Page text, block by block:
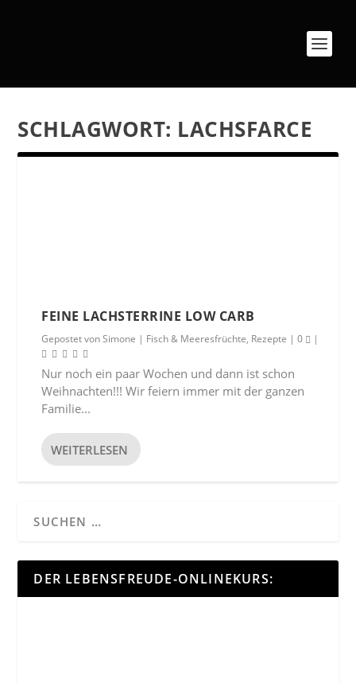
SCHLAGWORT: LACHSFARCE
FEINE LACHSTERRINE LOW CARB
Gepostet vonSimone | Fisch & Meeresfrüchte, Rezepte |0 |
Nur noch ein paar Wochen und dann ist schon
Weihnachten!!! Wir feiern immer mit der ganzen
Familie...
WEITERLESEN
DER LEBENSFREUDE-ONLINEKURS: